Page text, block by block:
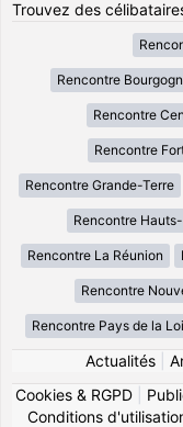
Trouvez des
Rencontre
Rencontre
Rencontre
Rencontre Grande-Terre
Rencontre
Rencontre La Réunion
Rencontre
Rencontre Pays de la
Actualités|
Cookies & RGPD
Conditions